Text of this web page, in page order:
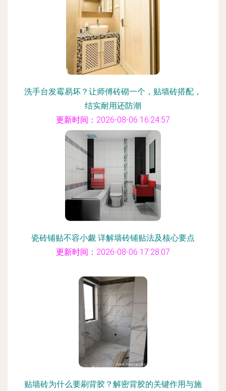
洗手台发霉易坏？让师傅砖砌一个，贴墙砖搭配，
结实耐用还防潮
更新时间：2026-08-06 16:24:57
瓷砖铺贴不容小觑 详解墙砖铺贴法及核心要点
更新时间：2026-08-06 17:28:07
贴墙砖为什么要刷背胶？解密背胶的关键作用与施